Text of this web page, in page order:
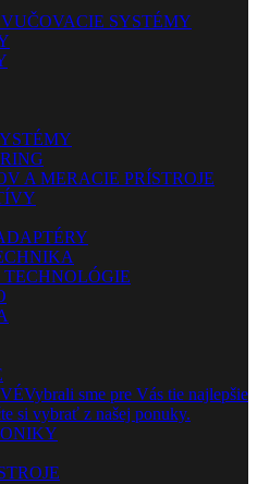
SYSTÉMY
A MERACIE PRÍSTROJE
Vybrali sme pre Vás tie najlepšie
si vybrať z našej ponuky.